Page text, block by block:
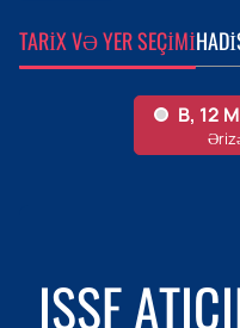
TARIX VƏ YER SEÇIMI
ISSF